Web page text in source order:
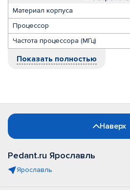
Материал корпуса
Процессор
Частота процессора (МГц)
Показать полностью
Наверх
Pedant.ru Ярославль
Ярославль